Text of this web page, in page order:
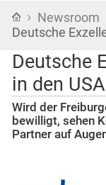
Startseite
› Newsroom
Deutsche
Deutsche
in den
Wird der
bewilligt, sehen
Partner auf